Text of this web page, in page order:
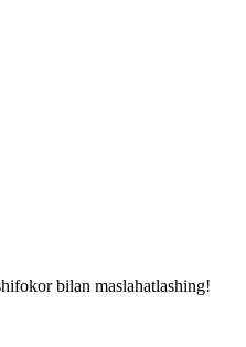
bilan maslahatlashing!